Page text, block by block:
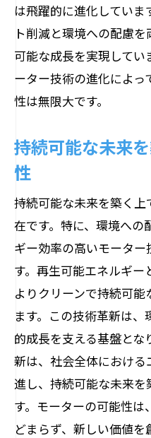
は飛躍的に進化していま
ト削減と環境への配慮
可能な成長を実現して
ーター技術の進化によっ
性は無限大です。
持続可能な未来
性
持続可能な未来を築く
在です。特に、環境への
ギー効率の高いモータ
す。再生可能エネルギ
よりクリーンで持続可
ます。この技術革新は
的成長を支える基盤とな
新は、社会全体におけ
進し、持続可能な未来を
す。モーターの可能性
どまらず、新しい価値を